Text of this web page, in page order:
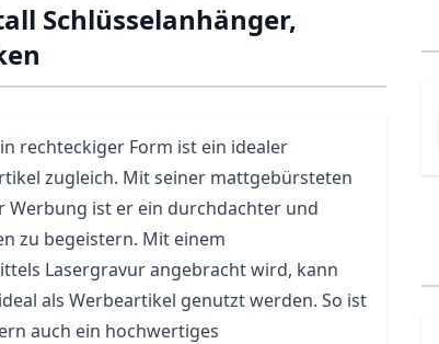
Schlüsselanhänger,
rechteckiger Form ist ein idealer
zugleich. Mit seiner mattgebürsteten
ist er ein durchdachter und
zu begeistern. Mit einem
Lasergravur angebracht wird, kann
als Werbeartikel genutzt werden. So ist
auch ein hochwertiges